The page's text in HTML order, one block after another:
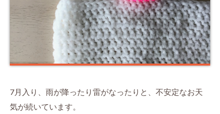
7月入り、雨が降ったり雷がなったりと、不安定なお天
気が続いています。